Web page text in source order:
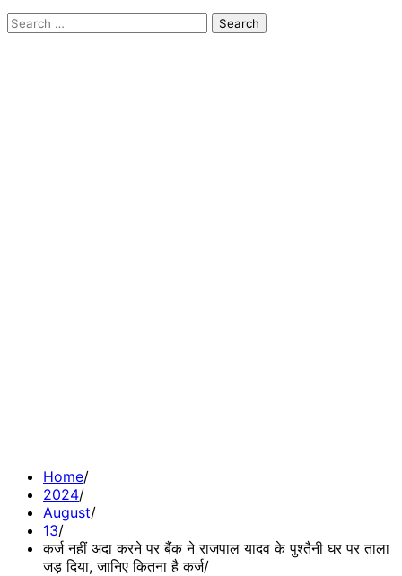
Search
Home
2024
August
13
कर्ज नहीं अदा करने पर बैंक ने राजपाल यादव के पुश्तैनी घर पर ताला
जड़ दिया, जानिए कितना है कर्ज